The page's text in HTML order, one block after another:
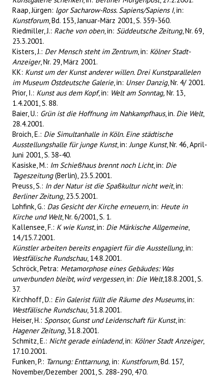
Raap, Jürgen: lgor Sacharow-Ross. Sapiens/Sapiens I, in:
Kunstforum, Bd. 153, Januar-März 2001, S. 359-360.
Riedmiller, J.: Rache von oben, in: Süddeutsche Zeitung, Nr. 69,
23.3.2001.
Kisters, J.: Der Mensch steht im Zentrum, in: Kölner Stadt-
Anzeiger, Nr. 29, März 2001.
KK: Kunst um der Kunst anderer willen. Drei Kunstparallelen
im Museum Ostdeutsche Galerie, in: Unser Danzig, Nr. 4/ 2001.
Prior, I.: Kunst aus dem Kopf, in: Welt am Sonntag, Nr. 13,
1.4.2001, S. 88.
Baier, U.: Grün ist die Hoffnung im Nahkampfhaus, in. Die Welt,
28.4.2001.
Broich, E.: Die Simultanhalle in Köln. Eine städtische
Ausstellungshalle für junge Kunst, in: Junge Kunst, Nr. 46, April-
Juni 2001, S. 38-40.
Kasiske, M.: Im Schießhaus brennt noch Licht, in: Die
Tageszeitung(Berlin), 23.5.2001.
Preuss, S.: In der Natur ist die Spaßkultur nicht weit, in:
Berliner Zeitung, 23.5.2001.
Lohfink, G.: Das Gesicht der Kirche erneuern, in: Heute in
Kirche und Welt, Nr. 6/2001, S. 1.
Kallensee, F.: K wie Kunst, in: Die Märkische Allgemeine,
14./15.7.2001.
Künstler arbeiten bereits engagiert für die Ausstellung, in:
Westfälische Rundschau, 14.8.2001.
Schröck, Petra: Metamorphose eines Gebäudes: Was
unverbunden bleibt, wird vergessen, in: Die Welt,18.8.2001, S.
37.
Kirchhoff, D.: Ein Galerist füllt die Räume des Museums, in:
Westfälische Rundschau, 31.8.2001.
Heiser, H.: Sponsor, Gunst und Leidenschaft für Kunst, in:
Hagener Zeitung, 31.8.2001.
Schmitz, E.: Nicht gerade einladend, in: Kölner Stadt Anzeiger,
17.10.2001.
Funken, P.: Tarnung: Enttarnung, in: Kunstforum, Bd. 157,
November/Dezember 2001, S. 288-290, 470.